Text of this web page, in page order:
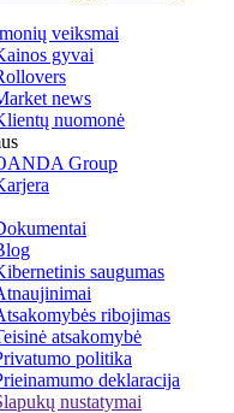
veiksmai
gyvai
news
nuomonė
Group
saugumas
ribojimas
atsakomybė
politika
deklaracija
nustatymai